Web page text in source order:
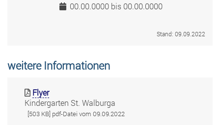
00.00.0000 bis 00.00.0000
Stand: 09.09.2022
weitere Informationen
Flyer
Kindergarten St. Walburga
[503 KB] pdf-Datei vom 09.09.2022